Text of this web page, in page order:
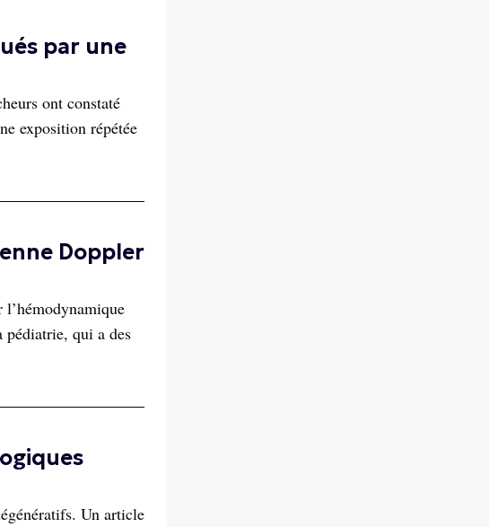
par une
ont constaté
exposition répétée
Doppler
l’hémodynamique
pédiatrie, qui a des
Un article